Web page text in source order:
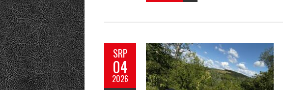
SRP
04
2026